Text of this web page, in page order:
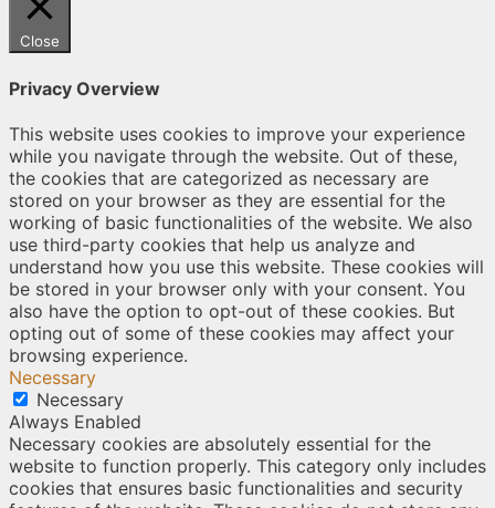
Close
Privacy Overview
This website uses cookies to improve your experience
while you navigate through the website. Out of these,
the cookies that are categorized as necessary are
stored on your browser as they are essential for the
working of basic functionalities of the website. We also
use third-party cookies that help us analyze and
understand how you use this website. These cookies will
be stored in your browser only with your consent. You
also have the option to opt-out of these cookies. But
opting out of some of these cookies may affect your
browsing experience.
Necessary
Necessary
Always Enabled
Necessary cookies are absolutely essential for the
website to function properly. This category only includes
cookies that ensures basic functionalities and security